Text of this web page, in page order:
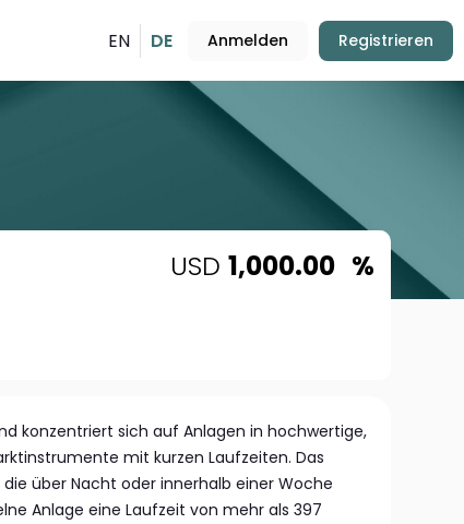
EN DE Anmelden Registrieren
USD 1,000.00 %
konzentriert sich auf Anlagen in hochwertige,
mit kurzen Laufzeiten. Das
über Nacht oder innerhalb einer Woche
Anlage eine Laufzeit von mehr als 397